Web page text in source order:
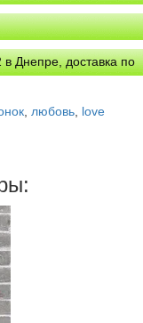
Днепре, доставка по
, любовь, love